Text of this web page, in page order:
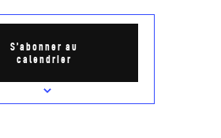
m
S’abonner au
calendrier